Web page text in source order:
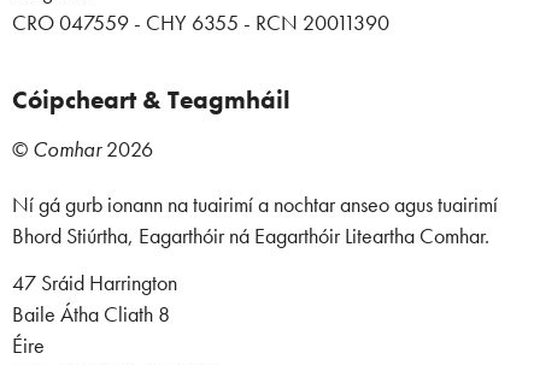
CRO 047559 - CHY 6355 - RCN 20011390
Cóipcheart & Teagmháil
© Comhar2026
Ní gá gurb ionann na tuairimí a nochtar anseo agus tuairimí
Bhord Stiúrtha, Eagarthóir ná Eagarthóir Liteartha Comhar.
47 Sráid Harrington
Baile Átha Cliath 8
Éire